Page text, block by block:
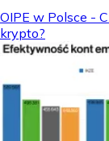
OIPE w Polsce -
krypto?